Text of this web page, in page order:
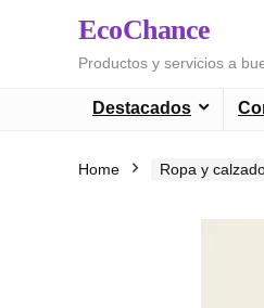
EcoChance
Productos y servicios a
Destacados
Home Ropa y